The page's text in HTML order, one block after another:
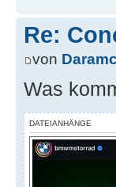
Re:
von
Was
DATEIANHÄNGE